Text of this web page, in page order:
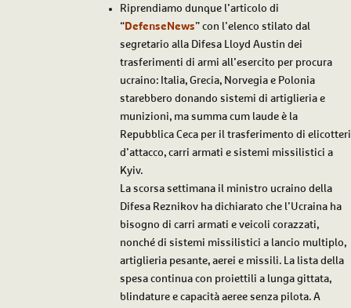
Riprendiamo dunque l’articolo di
“ DefenseNews” con l’elenco stilato dal
segretario alla Difesa Lloyd Austin dei
trasferimenti di armi all’esercito per procura
ucraino: Italia, Grecia, Norvegia e Polonia
starebbero donando sistemi di artiglieria e
munizioni, ma summa cum laude è la
Repubblica Ceca per il trasferimento di elicotteri
d’attacco, carri armati e sistemi missilistici a
Kyiv.
La scorsa settimana il ministro ucraino della
Difesa Reznikov ha dichiarato che l’Ucraina ha
bisogno di carri armati e veicoli corazzati,
nonché di sistemi missilistici a lancio multiplo,
artiglieria pesante, aerei e missili. La lista della
spesa continua con proiettili a lunga gittata,
blindature e capacità aeree senza pilota. A